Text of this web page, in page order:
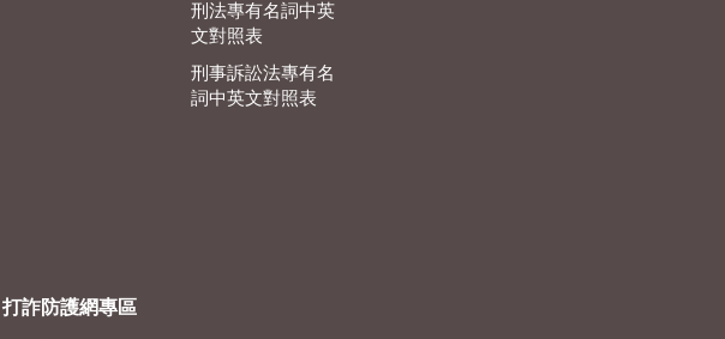
刑法專有名詞中英
文對照表
刑事訴訟法專有名
詞中英文對照表
打詐防護網專區